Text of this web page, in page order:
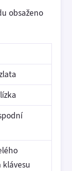
obsaženo